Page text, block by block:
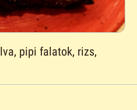
pipi falatok, rizs,